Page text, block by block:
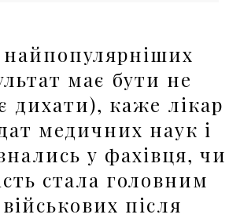
має бути не
каже лікар
медичних наук і
у фахівця, чи
стала головним
після